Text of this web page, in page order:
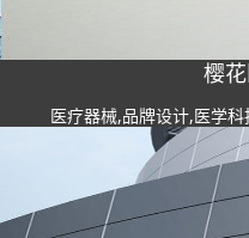
樱
医疗器械,品牌设计,医学